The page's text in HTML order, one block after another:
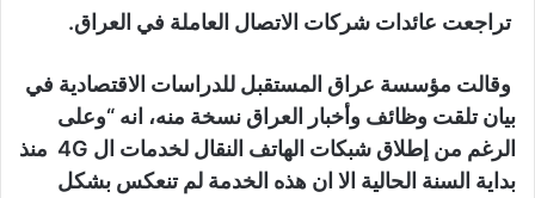
تراجعت عائدات شركات الاتصال العاملة في العراق.
وقالت مؤسسة عراق المستقبل للدراسات الاقتصادية في
بيان تلقت وظائف وأخبار العراق نسخة منه، انه “وعلى
الرغم من إطلاق شبكات الهاتف النقال لخدمات ال 4G منذ
بداية السنة الحالية الا ان هذه الخدمة لم تنعكس بشكل